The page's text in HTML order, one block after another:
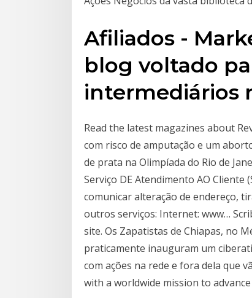
Afiliados -
blog voltado
intermediários
Read the latest magazines about
com risco de amputação e um
de prata na Olimpíada do Rio de
Serviço DE Atendimento AO Cliente
comunicar alteração de endereço,
outros serviços: Internet: www…
site. Os Zapatistas de Chiapas, no
praticamente inauguram um
com ações na rede e fora dela que
with a worldwide mission to